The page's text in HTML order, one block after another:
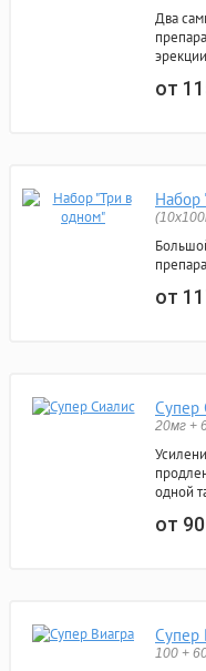
Два
от
Набор
от
Супер
20мг +
одной
от
Супер
100 +